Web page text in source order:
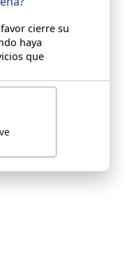
cierre su
haya
que